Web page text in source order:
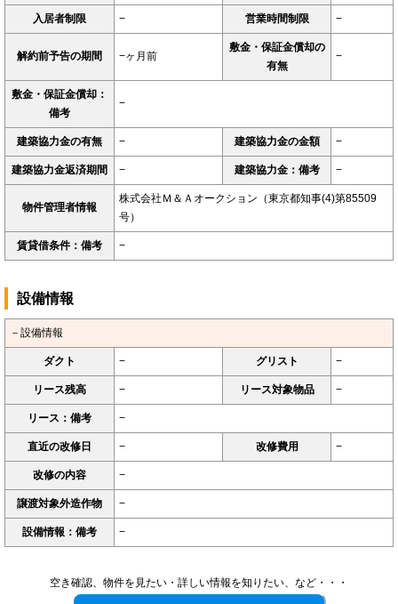
入居者制限 − 営業時間制限 −
解約前予告の期間 −ヶ月前
敷金・保証金償却の
有無
−
敷金・保証金償却：
備考
−
建築協力金の有無 − 建築協力金の金額 −
建築協力金返済期間 − 建築協力金：備考 −
物件管理者情報
株式会社Ｍ＆Ａオークション（東京都知事(4)第85509
号）
賃貸借条件：備考 −
設備情報
－設備情報
ダクト − グリスト −
リース残高 − リース対象物品 −
リース：備考 −
直近の改修日 − 改修費用 −
改修の内容 −
譲渡対象外造作物 −
設備情報：備考 −
空き確認、物件を見たい・詳しい情報を知りたい、など・・・